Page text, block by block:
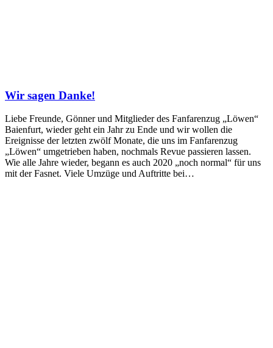
Wir sagen Danke!
Liebe Freunde, Gönner und Mitglieder des Fanfarenzug „Löwen“
Baienfurt, wieder geht ein Jahr zu Ende und wir wollen die
Ereignisse der letzten zwölf Monate, die uns im Fanfarenzug
„Löwen“ umgetrieben haben, nochmals Revue passieren lassen.
Wie alle Jahre wieder, begann es auch 2020 „noch normal“ für uns
mit der Fasnet. Viele Umzüge und Auftritte bei…